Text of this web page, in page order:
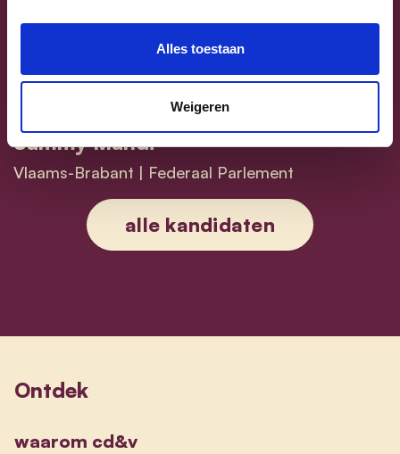
Alles toestaan
Weigeren
Sammy Mahdi
Vlaams-Brabant | Federaal Parlement
Sammy Mahdi
alle kandidaten
Ontdek
waarom cd&v